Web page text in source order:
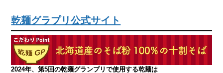
乾麺グラプリ公式サイト
2024年、第5回の乾麺グランプリで使用する乾麺は